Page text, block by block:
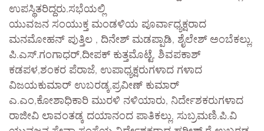
ಉಪಸ್ಥಿತರಿದ್ದರು.ಸಭೆಯಲ್ಲಿ
ಯುವಜನ ಸಂಯುಕ್ತ ಮಂಡಳಿಯ ಪೂರ್ವಾಧ್ಯಕ್ಷರಾದ
ಮನಮೋಹನ್ ಪುತ್ತಿಲ , ದಿನೇಶ್ ಮಡಪ್ಪಾಡಿ, ಶೈಲೇಶ್ ಅಂಬೆಕಲ್ಲು,
ಪಿ.ಎಸ್.ಗಂಗಾಧರ್,ದೀಪಕ್ ಕುತ್ತಮೊಟ್ಟೆ, ಶಿವಪಕಾಶ್
ಕಡಪಳ,ಶಂಕರ ಪೆರಾಜೆ, ಉಪಾಧ್ಯಕ್ಷರುಗಳಾದ ಗಳಾದ
ವಿಜಯಕುಮಾರ್ ಉಬರಡ್ಕ,ಪ್ರವೀಣ್ ಕುಮಾರ್
ಎ.ಎಂ,ಕೋಶಾಧಿಕಾರಿ ಮುರಳಿ ನಳಿಯಾರು, ನಿರ್ದೇಶಕರುಗಳಾದ
ರಾಜೀವಿ ಲಾವಂತಡ್ಕ ದಯಾನಂದ ಪಾತಿಕಲ್ಲು, ಸುಬ್ರಮಣಿ.ಪಿ.ವಿ